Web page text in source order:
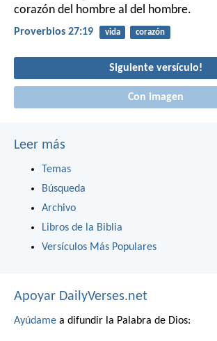
corazón del hombre al del hombre.
Proverbios 27:19 vida corazón
Siguiente versículo!
Con imagen
Leer más
Temas
Búsqueda
Archivo
Libros de la Biblia
Versículos Más Populares
Apoyar DailyVerses.net
Ayúdame a difundir la Palabra de Dios: